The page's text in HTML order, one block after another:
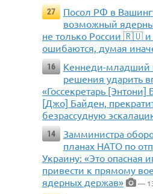
27
Посол РФ в
возможный
не только России
ошибаются, думая
16
Кеннеди-младший
решения ударить
«Госсекретарь
[Джо] Байден,
безрассудную
14
Замминистра
планах НАТО по
Украину: «Это опасная
привести к прямому
ядерных держав»
—